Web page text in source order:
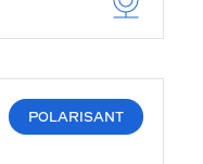
POLARISANT